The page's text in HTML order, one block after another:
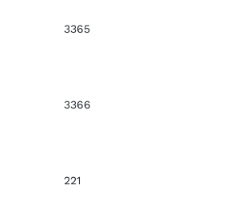
3365
3366
221